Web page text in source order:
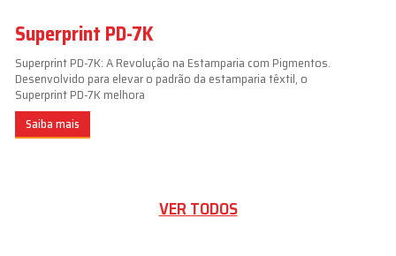
Superprint PD-7K
Superprint PD-7K: A Revolução na Estamparia com Pigmentos.
Desenvolvido para elevar o padrão da estamparia têxtil, o
Superprint PD-7K melhora
Saiba mais
VER TODOS